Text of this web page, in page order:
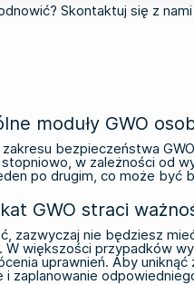
Skontaktuj się z
moduły GWO
bezpieczeństwa
w zależności od
po drugim, co może
GWO straci
zazwyczaj nie będziesz
W większości przypadków
uprawnień. Aby
zaplanowanie